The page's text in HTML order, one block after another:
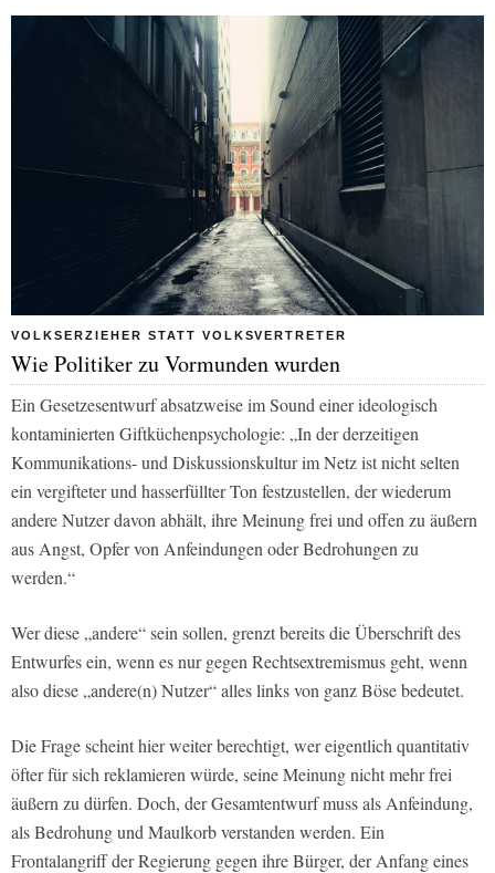
VOLKSERZIEHER STATT VOLKSVERTRETER
Wie Politiker zu Vormunden wurden
Ein Gesetzesentwurf absatzweise im Sound einer ideologisch
kontaminierten Giftküchenpsychologie: „In der derzeitigen
Kommunikations- und Diskussionskultur im Netz ist nicht selten
ein vergifteter und hasserfüllter Ton festzustellen, der wiederum
andere Nutzer davon abhält, ihre Meinung frei und offen zu äußern
aus Angst, Opfer von Anfeindungen oder Bedrohungen zu
werden.“
Wer diese „andere“ sein sollen, grenzt bereits die Überschrift des
Entwurfes ein, wenn es nur gegen Rechtsextremismus geht, wenn
also diese „andere(n) Nutzer“ alles links von ganz Böse bedeutet.
Die Frage scheint hier weiter berechtigt, wer eigentlich quantitativ
öfter für sich reklamieren würde, seine Meinung nicht mehr frei
äußern zu dürfen. Doch, der Gesamtentwurf muss als Anfeindung,
als Bedrohung und Maulkorb verstanden werden. Ein
Frontalangriff der Regierung gegen ihre Bürger, der Anfang eines